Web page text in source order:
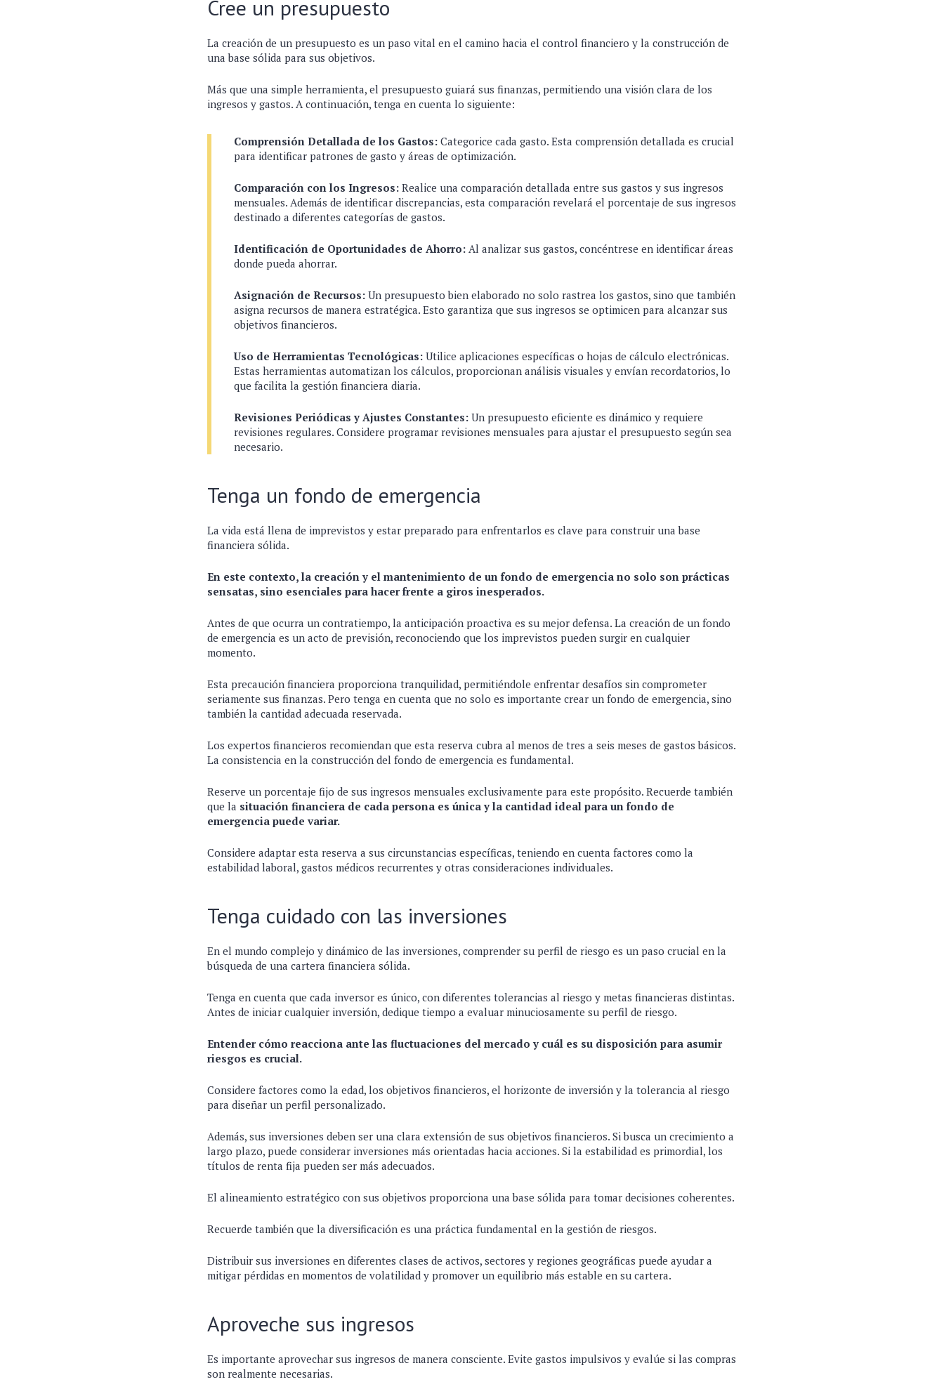
Cree un presupuesto
La creación de un presupuesto es un paso vital en el camino hacia el control financiero y la construcción de
una base sólida para sus objetivos.
Más que una simple herramienta, el presupuesto guiará sus finanzas, permitiendo una visión clara de los
ingresos y gastos. A continuación, tenga en cuenta lo siguiente:
Comprensión Detallada de los Gastos: Categorice cada gasto. Esta comprensión detallada es crucial
para identificar patrones de gasto y áreas de optimización.
Comparación con los Ingresos: Realice una comparación detallada entre sus gastos y sus ingresos
mensuales. Además de identificar discrepancias, esta comparación revelará el porcentaje de sus ingresos
destinado a diferentes categorías de gastos.
Identificación de Oportunidades de Ahorro: Al analizar sus gastos, concéntrese en identificar áreas
donde pueda ahorrar.
Asignación de Recursos: Un presupuesto bien elaborado no solo rastrea los gastos, sino que también
asigna recursos de manera estratégica. Esto garantiza que sus ingresos se optimicen para alcanzar sus
objetivos financieros.
Uso de Herramientas Tecnológicas: Utilice aplicaciones específicas o hojas de cálculo electrónicas.
Estas herramientas automatizan los cálculos, proporcionan análisis visuales y envían recordatorios, lo
que facilita la gestión financiera diaria.
Revisiones Periódicas y Ajustes Constantes: Un presupuesto eficiente es dinámico y requiere
revisiones regulares. Considere programar revisiones mensuales para ajustar el presupuesto según sea
necesario.
Tenga un fondo de emergencia
La vida está llena de imprevistos y estar preparado para enfrentarlos es clave para construir una base
financiera sólida.
En este contexto, la creación y el mantenimiento de un fondo de emergencia no solo son prácticas
sensatas, sino esenciales para hacer frente a giros inesperados.
Antes de que ocurra un contratiempo, la anticipación proactiva es su mejor defensa. La creación de un fondo
de emergencia es un acto de previsión, reconociendo que los imprevistos pueden surgir en cualquier
momento.
Esta precaución financiera proporciona tranquilidad, permitiéndole enfrentar desafíos sin comprometer
seriamente sus finanzas. Pero tenga en cuenta que no solo es importante crear un fondo de emergencia, sino
también la cantidad adecuada reservada.
Los expertos financieros recomiendan que esta reserva cubra al menos de tres a seis meses de gastos básicos.
La consistencia en la construcción del fondo de emergencia es fundamental.
Reserve un porcentaje fijo de sus ingresos mensuales exclusivamente para este propósito. Recuerde también
que la situación financiera de cada persona es única y la cantidad ideal para un fondo de
emergencia puede variar.
Considere adaptar esta reserva a sus circunstancias específicas, teniendo en cuenta factores como la
estabilidad laboral, gastos médicos recurrentes y otras consideraciones individuales.
Tenga cuidado con las inversiones
En el mundo complejo y dinámico de las inversiones, comprender su perfil de riesgo es un paso crucial en la
búsqueda de una cartera financiera sólida.
Tenga en cuenta que cada inversor es único, con diferentes tolerancias al riesgo y metas financieras distintas.
Antes de iniciar cualquier inversión, dedique tiempo a evaluar minuciosamente su perfil de riesgo.
Entender cómo reacciona ante las fluctuaciones del mercado y cuál es su disposición para asumir
riesgos es crucial.
Considere factores como la edad, los objetivos financieros, el horizonte de inversión y la tolerancia al riesgo
para diseñar un perfil personalizado.
Además, sus inversiones deben ser una clara extensión de sus objetivos financieros. Si busca un crecimiento a
largo plazo, puede considerar inversiones más orientadas hacia acciones. Si la estabilidad es primordial, los
títulos de renta fija pueden ser más adecuados.
El alineamiento estratégico con sus objetivos proporciona una base sólida para tomar decisiones coherentes.
Recuerde también que la diversificación es una práctica fundamental en la gestión de riesgos.
Distribuir sus inversiones en diferentes clases de activos, sectores y regiones geográficas puede ayudar a
mitigar pérdidas en momentos de volatilidad y promover un equilibrio más estable en su cartera.
Aproveche sus ingresos
Es importante aprovechar sus ingresos de manera consciente. Evite gastos impulsivos y evalúe si las compras
son realmente necesarias.